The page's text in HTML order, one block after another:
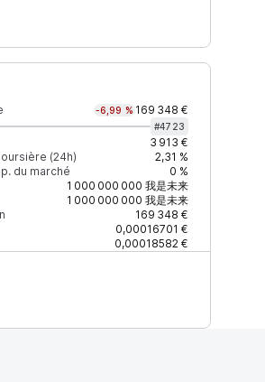
-6,99 % 169 348 €
#4723
3 913 €
(24h)
2,31 %
du marché
0 %
1 000 000 000 我是未来
1 000 000 000 我是未来
169 348 €
0,00016701 €
0,00018582 €
Confiance Mis à jour